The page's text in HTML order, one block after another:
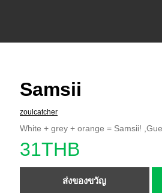
Samsii
zoulcatcher
White + grey + orange = Samsii!
31THB
ส่งของขวัญ